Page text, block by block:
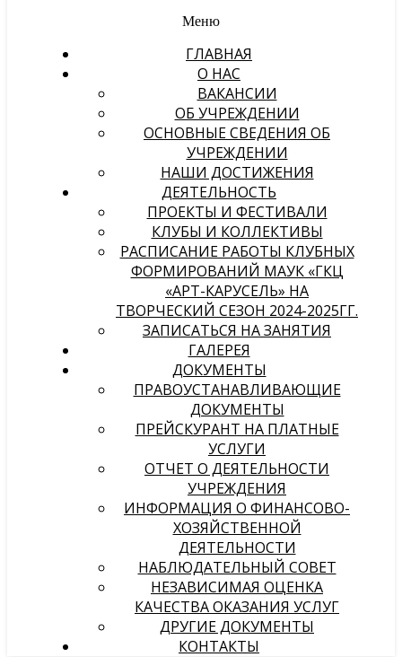
Меню
ГЛАВНАЯ
О НАС
ВАКАНСИИ
ОБ УЧРЕЖДЕНИИ
ОСНОВНЫЕ СВЕДЕНИЯ ОБ
УЧРЕЖДЕНИИ
НАШИ ДОСТИЖЕНИЯ
ДЕЯТЕЛЬНОСТЬ
ПРОЕКТЫ И ФЕСТИВАЛИ
КЛУБЫ И КОЛЛЕКТИВЫ
РАСПИСАНИЕ РАБОТЫ КЛУБНЫХ
ФОРМИРОВАНИЙ МАУК «ГКЦ
«АРТ-КАРУСЕЛЬ» НА
ТВОРЧЕСКИЙ СЕЗОН 2024-2025ГГ.
ЗАПИСАТЬСЯ НА ЗАНЯТИЯ
ГАЛЕРЕЯ
ДОКУМЕНТЫ
ПРАВОУСТАНАВЛИВАЮЩИЕ
ДОКУМЕНТЫ
ПРЕЙСКУРАНТ НА ПЛАТНЫЕ
УСЛУГИ
ОТЧЕТ О ДЕЯТЕЛЬНОСТИ
УЧРЕЖДЕНИЯ
ИНФОРМАЦИЯ О ФИНАНСОВО-
ХОЗЯЙСТВЕННОЙ
ДЕЯТЕЛЬНОСТИ
НАБЛЮДАТЕЛЬНЫЙ СОВЕТ
НЕЗАВИСИМАЯ ОЦЕНКА
КАЧЕСТВА ОКАЗАНИЯ УСЛУГ
ДРУГИЕ ДОКУМЕНТЫ
КОНТАКТЫ